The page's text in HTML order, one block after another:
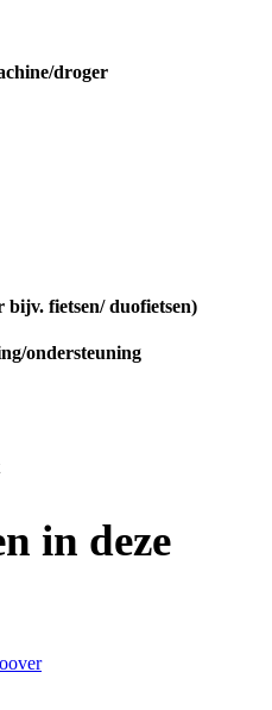
droger
bijv. fietsen/ duofietsen)
ondersteuning
in deze